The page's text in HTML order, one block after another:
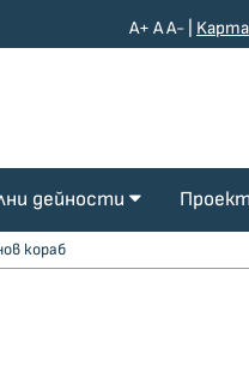
A+ AA-
дейности
кораб